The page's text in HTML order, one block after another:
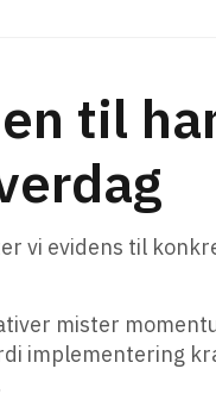
til
vi evidens til
mister
implementering